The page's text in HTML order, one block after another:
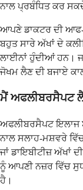
ਨਾਲ ਪ੍ਰਬੰਧਿਤ ਕਰ
ਆਪਣੇ ਡਾਕਟਰ ਦੀ ਆਫ-
ਬਹੁਤ ਸਾਰੇ ਅੱਖਾਂ ਦੇ
ਲਾਈਨਾਂ ਹੁੰਦੀਆਂ ਹਨ।
ਜੋਖਮ ਲੈਣ ਦੀ ਬਜਾਏ
ਮੈਂ ਅਫਲੀਬਰਸੈਪਟ
ਅਫਲੀਬਰਸੈਪਟ ਇਲਾਜ
ਨਾਲ ਸਲਾਹ-ਮਸ਼ਵਰੇ
ਜਾਂ ਡਾਇਬੀਟੀਜ਼ ਅੱਖਾਂ
ਨੂੰ ਆਪਣੀ ਨਜ਼ਰ ਵਿੱਚ
ਹੈ।